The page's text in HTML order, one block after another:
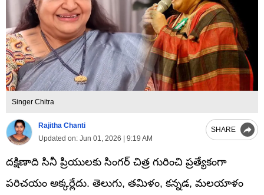
Singer Chitra
Rajitha Chanti
Updated on: Jun 01, 2026 | 9:19 AM
SHARE
దక్షిణాది సినీ ప్రియులకు సింగర్ చిత్ర గురించి ప్రత్యేకంగా
పరిచయం అక్కర్లేదు. తెలుగు, తమిళం, కన్నడ, మలయాళం